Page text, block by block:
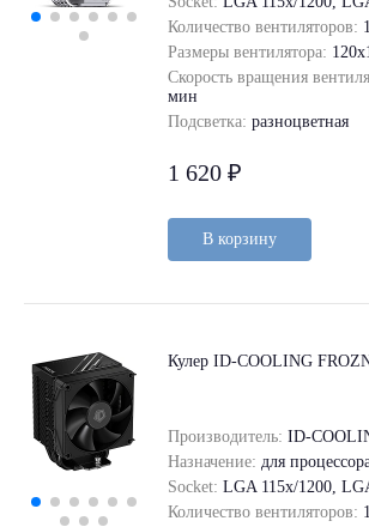
Количество вентиляторов: 1
Размеры вентилятора:
Скорость вращения
мин
Подсветка: разноцветная
1 620 ₽
В корзину
Кулер ID-COOLING
Производитель: ID-
Назначение: для
Socket: LGA 115x/1200,
Количество вентиляторов: 1